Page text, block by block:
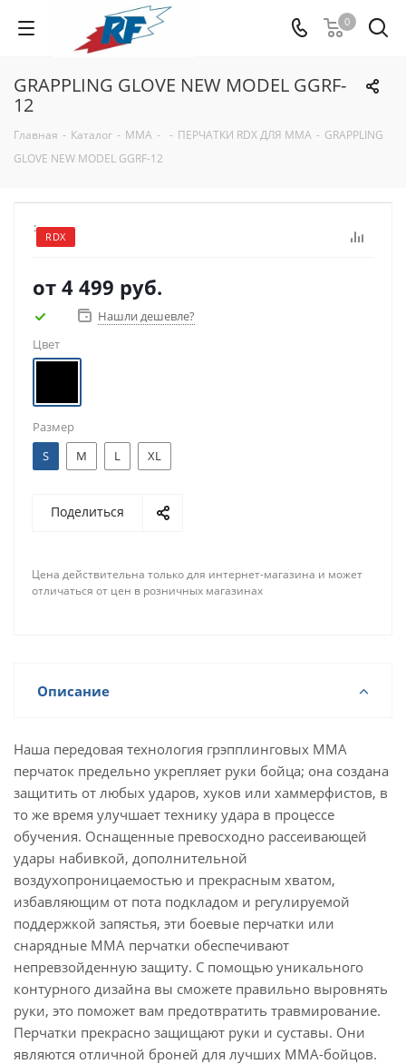
0
GRAPPLING GLOVE NEW MODEL GGRF-
12
Главная - Каталог - ММА - - ПЕРЧАТКИ RDX ДЛЯ MMA - GRAPPLING
GLOVE NEW MODEL GGRF-12
RDX
:
от 4 499 руб.
Нашли дешевле?
Цвет
Размер
S
M L XL
Поделиться
Цена действительна только для интернет-магазина и может
отличаться от цен в розничных магазинах
Описание
Наша передовая технология грэпплинговых MMA
перчаток предельно укрепляет руки бойца; она создана
защитить от любых ударов, хуков или хаммерфистов, в
то же время улучшает технику удара в процессе
обучения. Оснащенные превосходно рассеивающей
удары набивкой, дополнительной
воздухопроницаемостью и прекрасным хватом,
избавляющим от пота подкладом и регулируемой
поддержкой запястья, эти боевые перчатки или
снарядные MMA перчатки обеспечивают
непревзойденную защиту. С помощью уникального
контурного дизайна вы сможете правильно выровнять
руки, это поможет вам предотвратить травмирование.
Перчатки прекрасно защищают руки и суставы. Они
являются отличной броней для лучших MMA-бойцов.